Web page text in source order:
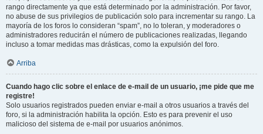
rango directamente ya que está determinado por la administración. Por favor,
no abuse de sus privilegios de publicación solo para incrementar su rango. La
mayoría de los foros lo consideran “spam”, no lo toleran, y moderadores o
administradores reducirán el número de publicaciones realizadas, llegando
incluso a tomar medidas mas drásticas, como la expulsión del foro.
Arriba
Cuando hago clic sobre el enlace de e-mail de un usuario, ¡me pide que me
registre!
Solo usuarios registrados pueden enviar e-mail a otros usuarios a través del
foro, si la administración habilita la opción. Esto es para prevenir el uso
malicioso del sistema de e-mail por usuarios anónimos.